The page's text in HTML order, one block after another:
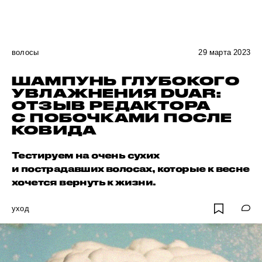
волосы 29 марта 2023
ШАМПУНЬ ГЛУБОКОГО
УВЛАЖНЕНИЯ DUAR:
ОТЗЫВ РЕДАКТОРА
С ПОБОЧКАМИ ПОСЛЕ
КОВИДА
Тестируем на очень сухих
и пострадавших волосах, которые к весне
хочется вернуть к жизни.
уход